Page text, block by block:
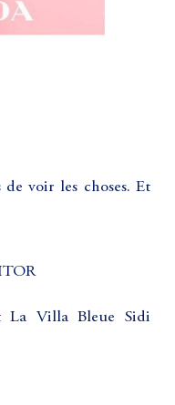
voir les choses. Et
La Villa Bleue Sidi